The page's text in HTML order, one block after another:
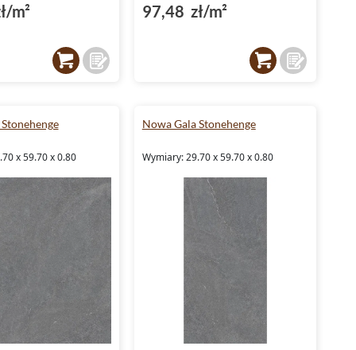
m² 97,48 zł/m²
x 59.70 x 0.80
Nowa Gala Stonehenge
Wymiary: 29.70 x 59.70 x 0.80